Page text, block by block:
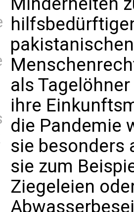
als
ihre
die Pandemie
sie besonders
sie zum
Ziegeleien